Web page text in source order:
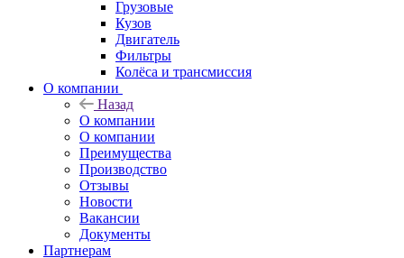
Грузовые
Кузов
Двигатель
Фильтры
Колёса и трансмиссия
О компании
Назад
О компании
О компании
Преимущества
Производство
Отзывы
Новости
Вакансии
Документы
Партнерам